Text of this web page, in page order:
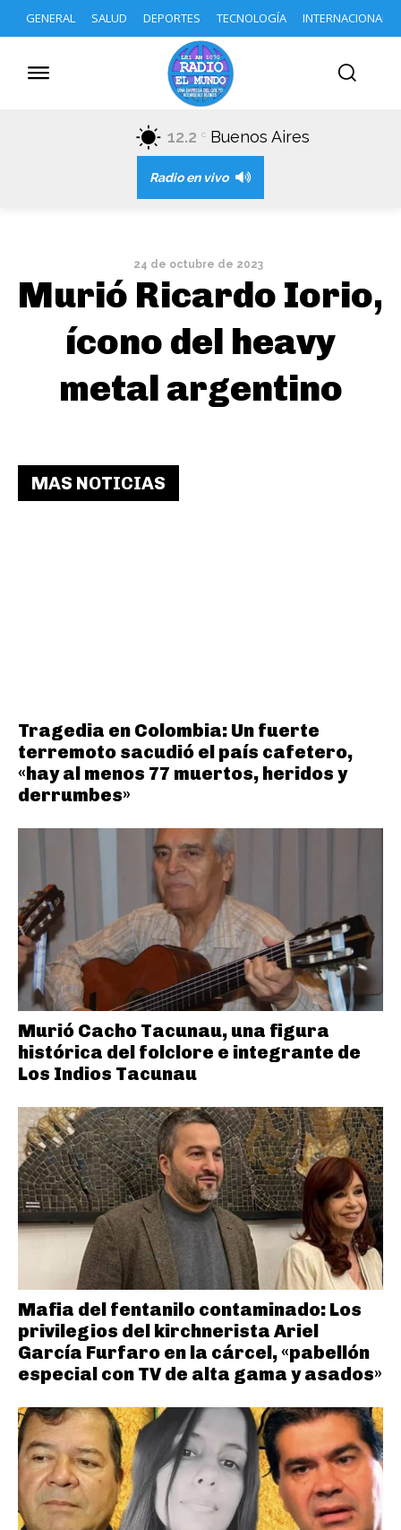
GENERAL SALUD DEPORTES TECNOLOGÍA INTERNACIONAL
12.2 C Buenos Aires
Radio en vivo
24 de octubre de 2023
Murió Ricardo Iorio,
ícono del heavy
metal argentino
MAS NOTICIAS
Tragedia en Colombia: Un fuerte
terremoto sacudió el país cafetero,
«hay al menos 77 muertos, heridos y
derrumbes»
Murió Cacho Tacunau, una figura
histórica del folclore e integrante de
Los Indios Tacunau
Mafia del fentanilo contaminado: Los
privilegios del kirchnerista Ariel
García Furfaro en la cárcel, «pabellón
especial con TV de alta gama y asados»